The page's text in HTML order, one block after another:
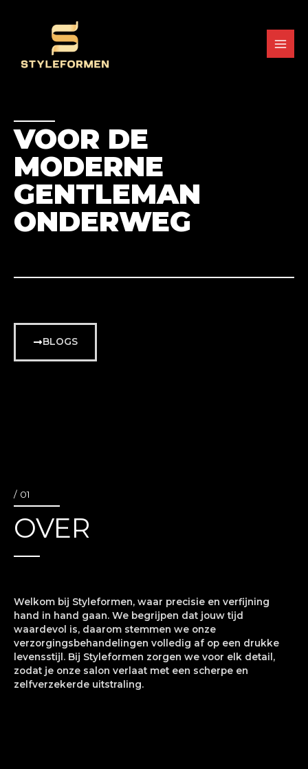
VOOR DE
MODERNE
GENTLEMAN
ONDERWEG
BLOGS
/ 01
OVER
Welkom bij Styleformen, waar precisie en verfijning
hand in hand gaan. We begrijpen dat jouw tijd
waardevol is, daarom stemmen we onze
verzorgingsbehandelingen volledig af op een drukke
levensstijl. Bij Styleformen zorgen we voor elk detail,
zodat je onze salon verlaat met een scherpe en
zelfverzekerde uitstraling.